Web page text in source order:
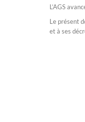
L’AGS
Le présent
et à ses